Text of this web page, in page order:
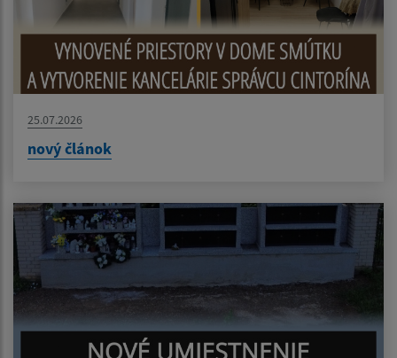
25.07.2026
nový článok